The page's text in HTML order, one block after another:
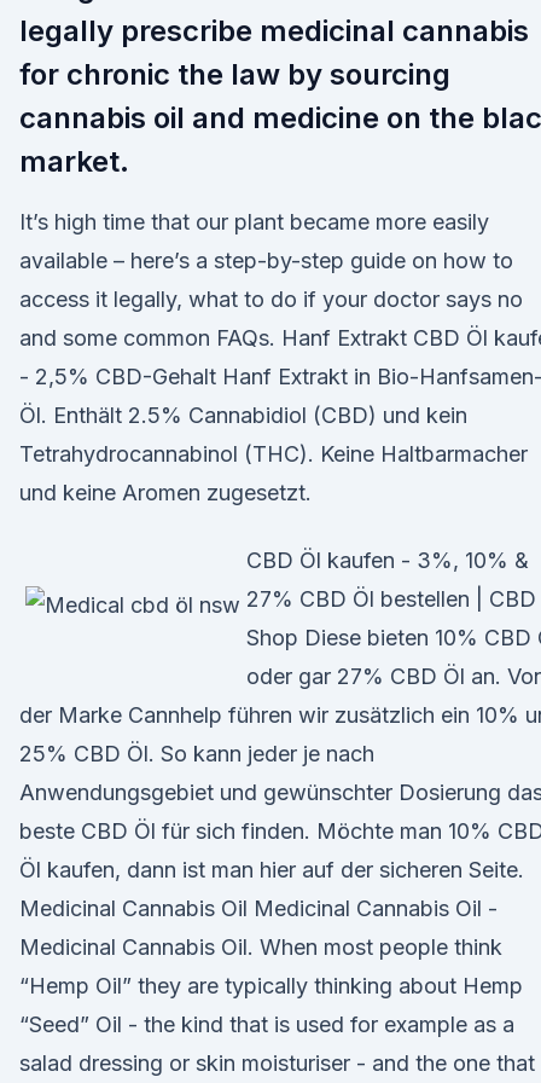
legally prescribe medicinal cannabis
for chronic the law by sourcing
cannabis oil and medicine on the
market.
It’s high time that our plant became more easily
available – here’s a step-by-step guide on how to
access it legally, what to do if your doctor says no
and some common FAQs. Hanf Extrakt CBD Öl
- 2,5% CBD-Gehalt Hanf Extrakt in Bio-Hanfsamen-
Öl. Enthält 2.5% Cannabidiol (CBD) und kein
Tetrahydrocannabinol (THC). Keine Haltbarmacher
und keine Aromen zugesetzt.
CBD Öl kaufen - 3%, 10% &
27% CBD Öl bestellen | CBD
Shop Diese bieten 10% CBD
oder gar 27% CBD Öl an.
der Marke Cannhelp führen wir zusätzlich ein 10%
25% CBD Öl. So kann jeder je nach
Anwendungsgebiet und gewünschter Dosierung
beste CBD Öl für sich finden. Möchte man 10%
Öl kaufen, dann ist man hier auf der sicheren Seite.
Medicinal Cannabis Oil Medicinal Cannabis Oil -
Medicinal Cannabis Oil. When most people think
“Hemp Oil” they are typically thinking about Hemp
“Seed” Oil - the kind that is used for example as a
salad dressing or skin moisturiser - and the one that